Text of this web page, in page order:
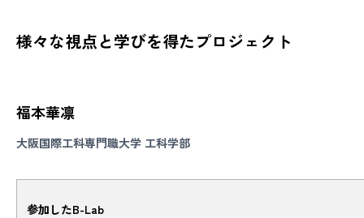
様々な視点と学びを得たプロジェクト
福本華凛
大阪国際工科専門職大学 工科学部
参加したB-Lab